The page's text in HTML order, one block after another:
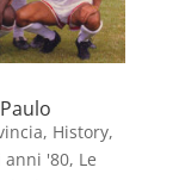
, History,
anni '80, Le